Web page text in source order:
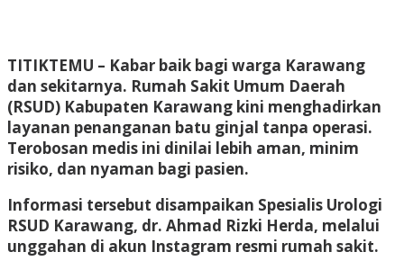
TITIKTEMU – Kabar baik bagi warga Karawang
dan sekitarnya. Rumah Sakit Umum Daerah
(RSUD) Kabupaten Karawang kini menghadirkan
layanan penanganan batu ginjal tanpa operasi.
Terobosan medis ini dinilai lebih aman, minim
risiko, dan nyaman bagi pasien.
Informasi tersebut disampaikan Spesialis Urologi
RSUD Karawang, dr. Ahmad Rizki Herda, melalui
unggahan di akun Instagram resmi rumah sakit.